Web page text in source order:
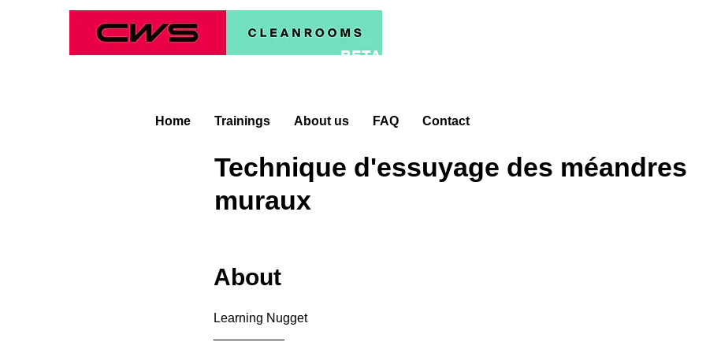
BETA*
Home Trainings About us FAQ Contact
Technique d'essuyage des méandres
muraux
About
Learning Nugget